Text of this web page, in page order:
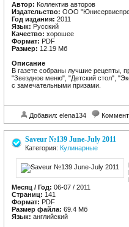
Автор: Коллектив авторов
Издательство: ООО
Год издания: 2011
Язык: Русский
Качество: хорошее
Формат: PDF
Размер: 12.19 Мб
Описание
В газете собраны лучшие рецепты,
"Звездное меню", "Детский стол",
с замечательными призами.
Добавил: elena134
Saveur №139 June-July 2011
Категория: Кулинарные
Месяц / Год: 06-07 / 2011
Страниц: 141
Формат: PDF
Размер файла: 69.4 Мб
Язык: английский